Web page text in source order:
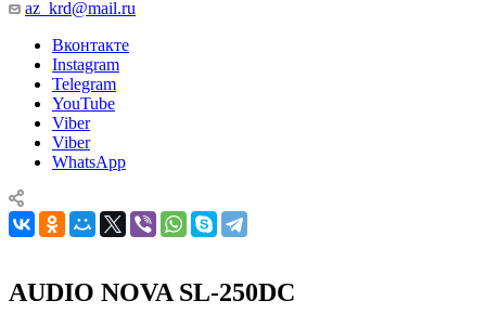
az_krd@mail.ru
Вконтакте
Instagram
Telegram
YouTube
Viber
Viber
WhatsApp
AUDIO NOVA SL-250DC